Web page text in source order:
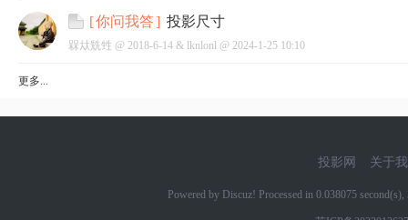
[你问我答] 投影尺寸
槑夶兟甡 @ 2018-6-14 & lknlonl @ 2024-1-25 10:10
更多...
投影网 关于
Powered by Discuz! Processed in 0.038075